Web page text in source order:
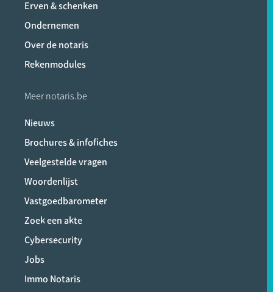
Erven & schenken
Ondernemen
Over de notaris
Rekenmodules
Meer notaris.be
Nieuws
Brochures & infofiches
Veelgestelde vragen
Woordenlijst
Vastgoedbarometer
Zoek een akte
Cybersecurity
Jobs
Immo Notaris